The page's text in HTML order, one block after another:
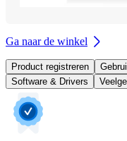
Ga naar de winkel
Product registreren
Software & Drivers